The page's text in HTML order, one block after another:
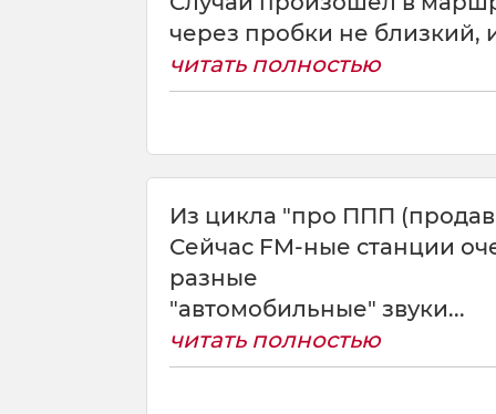
через пробки не близкий,
читать полностью
Из цикла "про ППП
Сейчас FM-ные станции
разные
"автомобильные" звуки...
читать полностью